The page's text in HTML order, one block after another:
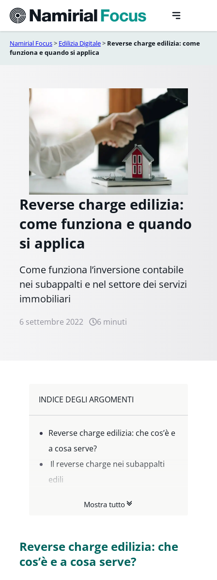
contenuto
Namirial Focus> Edilizia Digitale> Reverse charge edilizia: come
funziona e quando si applica
Reverse charge edilizia:
come funziona e quando
si applica
Come funziona l’inversione contabile
nei subappalti e nel settore dei servizi
immobiliari
6 settembre 2022 6 minuti
INDICE DEGLI ARGOMENTI
Reverse charge edilizia: che cos’è e
a cosa serve?
Il reverse charge nei subappalti
edili
dei servizi relativi a beni immobili
l’inversione contabile nel settore
edile?
Mostra tutto
Reverse charge edilizia: che
cos’è e a cosa serve?